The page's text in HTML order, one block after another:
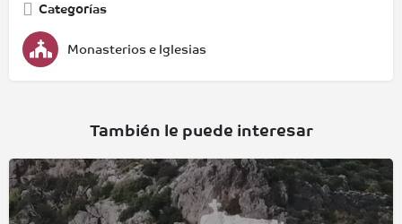
Categorías
Monasterios e Iglesias
También le puede interesar